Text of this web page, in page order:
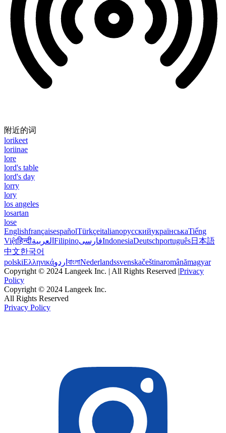
附近的词
lorikeet
loriinae
lore
lord's table
lord's day
lorry
lory
los angeles
losartan
lose
EnglishfrançaisespañolTürkçeitalianoрусскийукраїнськаTiếng
Việtहिन्दीالعربية FilipinoفارسیIndonesiaDeutschportuguês日本語
中文한국어
polskiΕλληνικάاردو বাংলাNederlandssvenskačeštinaromânămagyar
Copyright © 2024 Langeek Inc. | All Rights Reserved |Privacy
Policy
Copyright © 2024 Langeek Inc.
All Rights Reserved
Privacy Policy